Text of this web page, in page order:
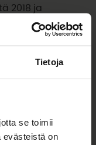
Tietoja
se toimii
evästeistä on
2018 ja
soolo-
kuten